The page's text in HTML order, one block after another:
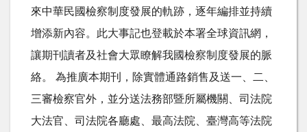
來中華民國檢察制度發展的軌跡，逐年編排並持續
增添新內容。此大事記也登載於本署全球資訊網，
讓期刊讀者及社會大眾瞭解我國檢察制度發展的脈
絡。 為推廣本期刊，除實體通路銷售及送一、二、
三審檢察官外，並分送法務部暨所屬機關、司法院
大法官、司法院各廳處、最高法院、臺灣高等法院